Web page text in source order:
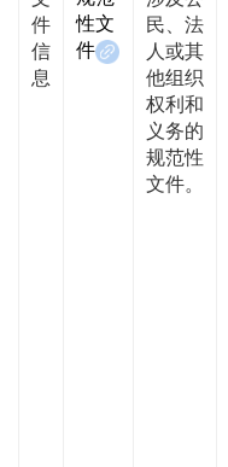
件
信
息
性文
件
民、法
人或其
他组织
权利和
义务的
规范性
文件。